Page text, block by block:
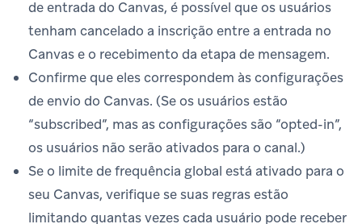
de entrada do Canvas, é possível que os usuários
tenham cancelado a inscrição entre a entrada no
Canvas e o recebimento da etapa de mensagem.
Confirme que eles correspondem às configurações
de envio do Canvas. (Se os usuários estão
“subscribed”, mas as configurações são “opted-in”,
os usuários não serão ativados para o canal.)
Se o limite de frequência global está ativado para o
seu Canvas, verifique se suas regras estão
limitando quantas vezes cada usuário pode receber